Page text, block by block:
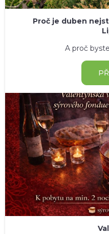
Proč je duben
A proč